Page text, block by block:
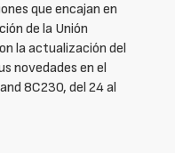
que encajan en
de la Unión
la actualización del
novedades en el
8C230, del 24 al